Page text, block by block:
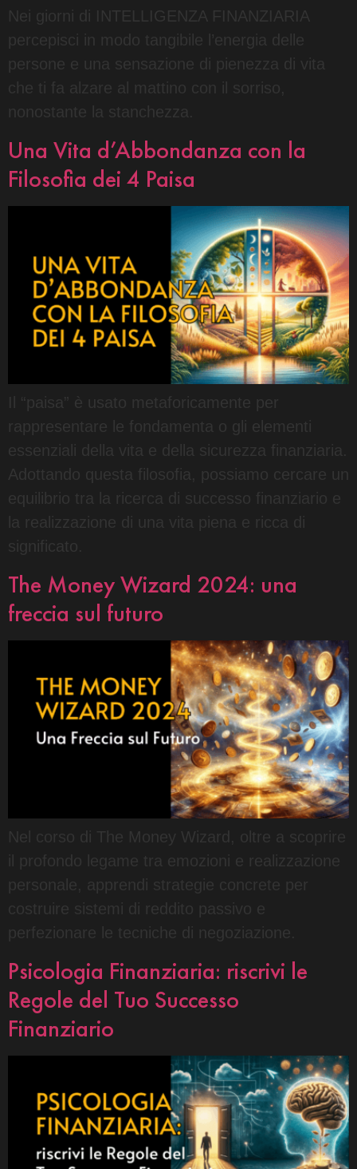
Nei giorni di INTELLIGENZA FINANZIARIA
percepisci in modo tangibile l’energia delle
persone e una sensazione di pienezza di vita
che ti fa alzare al mattino con il sorriso,
nonostante la stanchezza.
Una Vita d’Abbondanza con la
Filosofia dei 4 Paisa
Il “paisa” è usato metaforicamente per
rappresentare le fondamenta o gli elementi
essenziali della vita e della sicurezza finanziaria.
Adottando questa filosofia, possiamo cercare un
equilibrio tra la ricerca di successo finanziario e
la realizzazione di una vita piena e ricca di
significato.
The Money Wizard 2024: una
freccia sul futuro
Nel corso di The Money Wizard, oltre a scoprire
il profondo legame tra emozioni e realizzazione
personale, apprendi strategie concrete per
costruire sistemi di reddito passivo e
perfezionare le tecniche di negoziazione.
Psicologia Finanziaria: riscrivi le
Regole del Tuo Successo
Finanziario